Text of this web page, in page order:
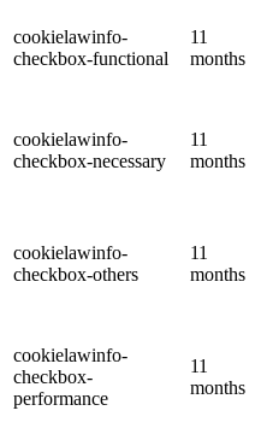
cookielawinfo-
checkbox-functional
11
months
cookielawinfo-
checkbox-necessary
11
months
cookielawinfo-
checkbox-others
11
months
cookielawinfo-
checkbox-
performance
11
months